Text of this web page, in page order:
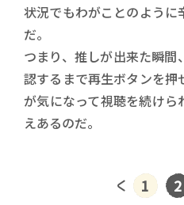
状況でもわがことのよう
だ。
つまり、推しが出来た瞬
認するまで再生ボタンを
が気になって視聴を続けら
えあるのだ。
1 2